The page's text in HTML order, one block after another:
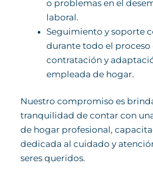
o problemas en el
laboral.
Seguimiento y soporte
durante todo el proceso
contratación y
empleada de hogar.
Nuestro compromiso es
tranquilidad de contar con
de hogar profesional,
dedicada al cuidado y
seres queridos.